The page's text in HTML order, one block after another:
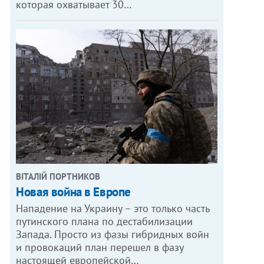
которая охватывает 30…
ВІТАЛІЙ ПОРТНИКОВ
Новая война в Европе
Нападение на Украину – это только часть
путинского плана по дестабилизации
Запада. Просто из фазы гибридных войн
и провокаций план перешел в фазу
настоящей европейской…